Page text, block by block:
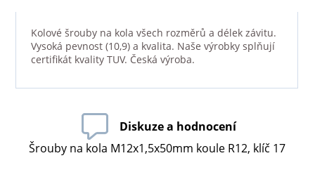
Kolové šrouby na kola všech rozměrů a délek závitu.
Vysoká pevnost (10,9) a kvalita. Naše výrobky splňují
certifikát kvality TUV. Česká výroba.
Diskuze a hodnocení
Šrouby na kola M12x1,5x50mm koule R12, klíč 17